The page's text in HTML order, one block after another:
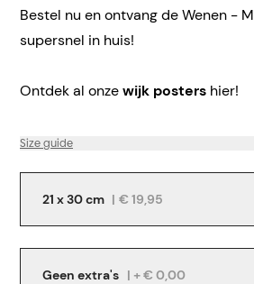
Bestel nu en ontvang de Wenen -
supersnel in huis!
Ontdek al onzewijk posters hier!
Size guide
21 x 30 cm | € 19,95
Geen extra's | + € 0,00